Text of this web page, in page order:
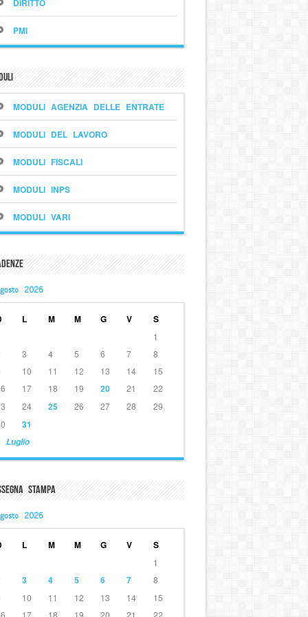
DIRITTO
PMI
MODULI AGENZIA DELLE ENTRATE
MODULI DEL LAVORO
MODULI FISCALI
MODULI INPS
MODULI VARI
2026
L M M G V S
Luglio
1
3 4 5 6 7
8
10 11 12 13 14
15
17 18 19 20 21
22
24 25 26 27 28
29
31
Stampa
2026
L M M G V S
1
3 4 5 6 7
8
10 11 12 13 14
15
17 18 19 20 21 22